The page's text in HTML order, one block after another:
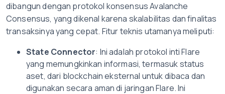
dibangun dengan protokol konsensus Avalanche
Consensus, yang dikenal karena skalabilitas dan finalitas
transaksinya yang cepat. Fitur teknis utamanya meliputi:
State Connector: Ini adalah protokol inti Flare
yang memungkinkan informasi, termasuk status
aset, dari blockchain eksternal untuk dibaca dan
digunakan secara aman di jaringan Flare. Ini